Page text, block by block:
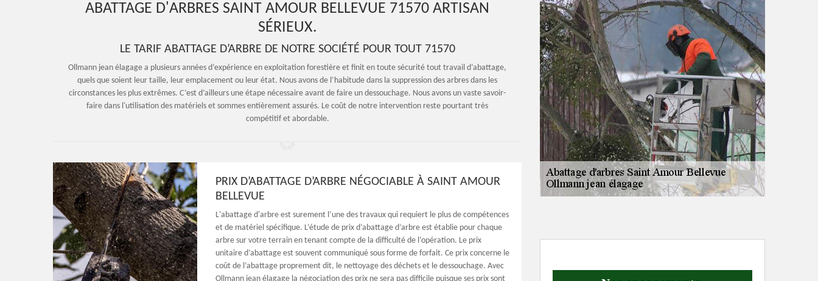
ABATTAGE D'ARBRES SAINT AMOUR BELLEVUE 71570 ARTISAN
SÉRIEUX.
LE TARIF ABATTAGE D’ARBRE DE NOTRE SOCIÉTÉ POUR TOUT 71570
Ollmann jean élagage a plusieurs années d’expérience en exploitation forestière et finit en toute sécurité tout travail d’abattage,
quels que soient leur taille, leur emplacement ou leur état. Nous avons de l’habitude dans la suppression des arbres dans les
circonstances les plus extrêmes. C’est d’ailleurs une étape nécessaire avant de faire un dessouchage. Nous avons un vaste savoir-
faire dans l'utilisation des matériels et sommes entièrement assurés. Le coût de notre intervention reste pourtant très
compétitif et abordable.
PRIX D’ABATTAGE D’ARBRE NÉGOCIABLE À SAINT AMOUR
BELLEVUE
L'abattage d'arbre est surement l’une des travaux qui requiert le plus de compétences
et de matériel spécifique. L’étude de prix d’abattage d’arbre est établie pour chaque
arbre sur votre terrain en tenant compte de la difficulté de l’opération. Le prix
unitaire d’abattage est souvent communiqué sous forme de forfait. Ce prix concerne le
coût de l’abattage proprement dit, le nettoyage des déchets et le dessouchage. Avec
Ollmann jean élagage la négociation des prix ne sera pas difficile puisque ses prix sont